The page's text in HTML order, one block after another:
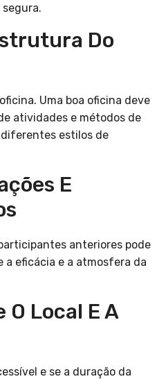
Do
Uma boa oficina deve
atividades e métodos de
estilos de
E
anteriores pode
eficácia e a atmosfera da
Local E A
e se a duração da